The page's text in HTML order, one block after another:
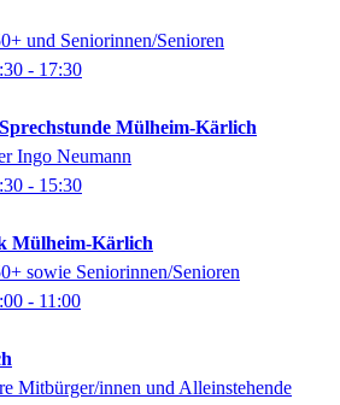
und Seniorinnen/Senioren
- 17:30
Mülheim-Kärlich
Ingo Neumann
- 15:30
Mülheim-Kärlich
sowie Seniorinnen/Senioren
- 11:00
Mitbürger/innen und Alleinstehende